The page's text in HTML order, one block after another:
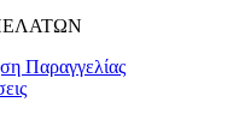
Παραγγελίας